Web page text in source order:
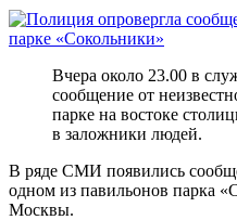
Вчера около 23.00 в
сообщение от
парке на востоке
в заложники людей.
В ряде СМИ появились
одном из павильонов парка
Москвы.